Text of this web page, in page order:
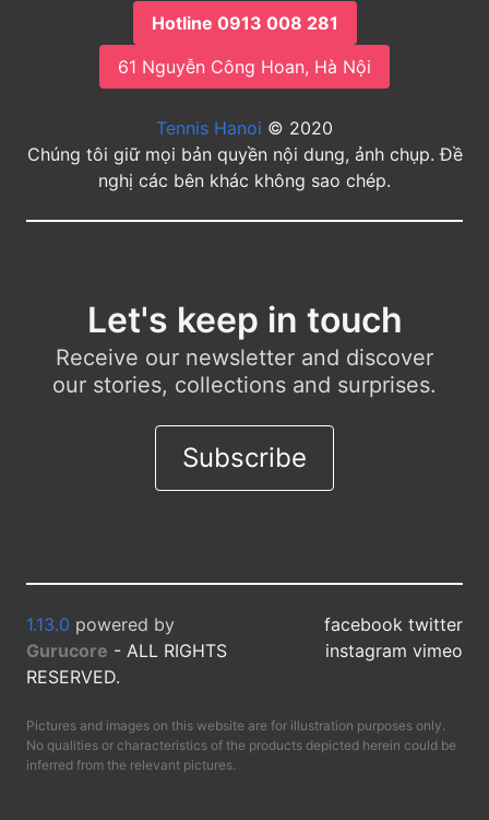
Hotline 0913 008 281
61 Nguyễn Công Hoan, Hà Nội
Tennis Hanoi © 2020
Chúng tôi giữ mọi bản quyền nội dung, ảnh chụp. Đề
nghị các bên khác không sao chép.
Let's keep in touch
Receive our newsletter and discover
our stories, collections and surprises.
Subscribe
1.13.0 powered by
Gurucore - ALL RIGHTS
RESERVED.
facebook twitter
instagram vimeo
Pictures and images on this website are for illustration purposes only.
No qualities or characteristics of the products depicted herein could be
inferred from the relevant pictures.